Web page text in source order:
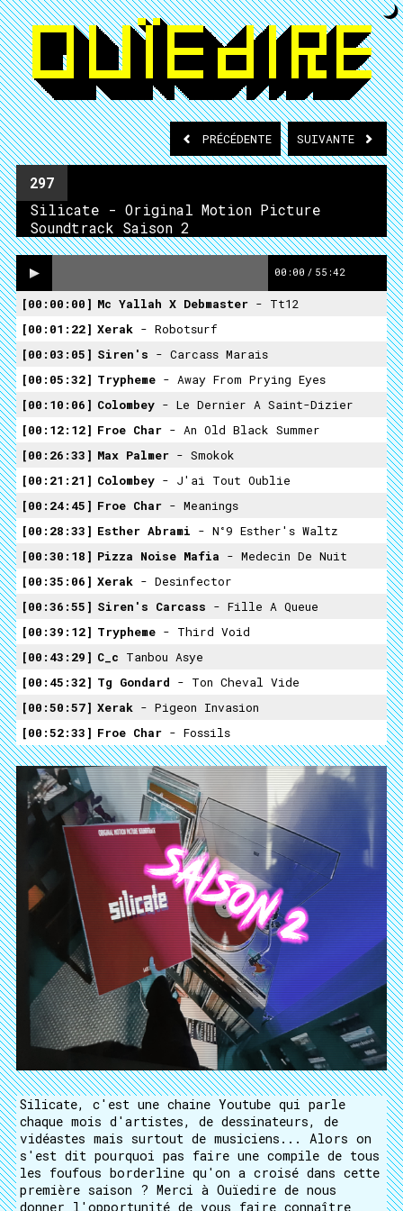
PRÉCÉDENTE SUIVANTE
297
Silicate - Original Motion Picture
Soundtrack Saison 2
00:00 / 55:42
00:00:00 Mc Yallah X Debmaster - Tt12
00:01:22
Xerak - Robotsurf
00:03:05
Siren's - Carcass Marais
00:05:32
Trypheme - Away From Prying Eyes
00:10:06
Colombey - Le Dernier A Saint-Dizier
00:12:12
Froe Char - An Old Black Summer
00:26:33
Max Palmer - Smokok
00:21:21
Colombey - J'ai Tout Oublie
00:24:45
Froe Char - Meanings
00:28:33
Esther Abrami - N°9 Esther's Waltz
00:30:18
Pizza Noise Mafia - Medecin De Nuit
00:35:06
Xerak - Desinfector
00:36:55
Siren's Carcass - Fille A Queue
00:39:12
Trypheme - Third Void
00:43:29
C_c Tanbou Asye
00:45:32
Tg Gondard - Ton Cheval Vide
00:50:57
Xerak - Pigeon Invasion
00:52:33
Froe Char - Fossils
Silicate, c'est une chaine Youtube qui parle
chaque mois d'artistes, de dessinateurs, de
vidéastes mais surtout de musiciens... Alors on
s'est dit pourquoi pas faire une compile de tous
les foufous borderline qu'on a croisé dans cette
première saison ? Merci à Ouïedire de nous
donner l'opportunité de vous faire connaître